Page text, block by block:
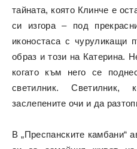
тайната, която Клинче е
си изгора – под
иконостаса с чуруликащи
образ и този на Катерина.
когато към него се
светилник.
заслепените очи и да
В „Преспанските камбани“